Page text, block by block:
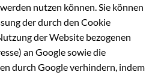
nutzen können. Sie können
der durch den Cookie
der Website bezogenen
an Google sowie die
durch Google verhindern, indem